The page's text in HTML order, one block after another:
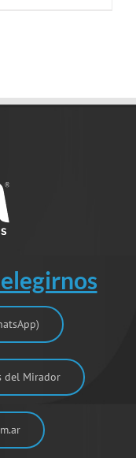
del Mirador